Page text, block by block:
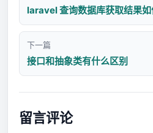
laravel 查询数据库获取结果如
下一篇
接口和抽象类有什么区别
留言评论